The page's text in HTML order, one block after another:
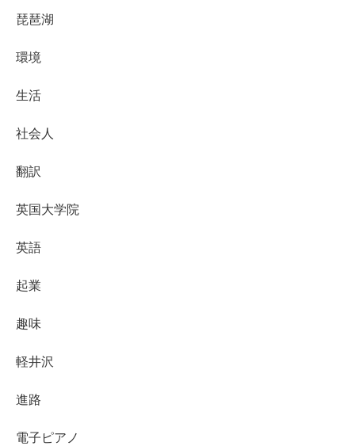
琵琶湖
環境
生活
社会人
翻訳
英国大学院
英語
起業
趣味
軽井沢
進路
電子ピアノ